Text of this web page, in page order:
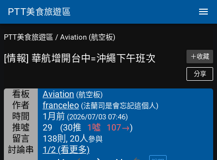
PTT美食旅遊區
PTT美食旅遊區 / Aviation (航空板)
[情報] 華航增開台中=沖繩下午班次 ＋收藏
分享
看板 Aviation (航空板)
作者 franceleo (法蘭司是會忘記這個人)
時間 1月前 (2026/07/03 07:46)
推噓 29 (30推 1噓 107→)
留言
138則, 20人參與
討論串 1/2 (看更多)